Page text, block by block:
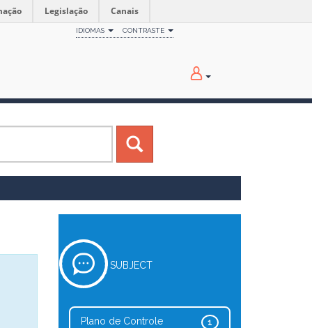
Legislação Canais
IDIOMAS CONTRASTE
SUBJECT
1
Plano de Controle